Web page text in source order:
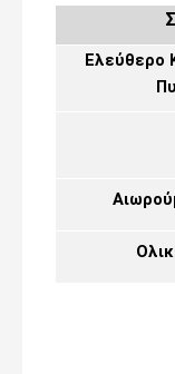
Ελεύθερο